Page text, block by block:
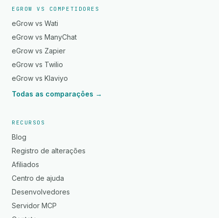
EGROW VS COMPETIDORES
eGrow vs Wati
eGrow vs ManyChat
eGrow vs Zapier
eGrow vs Twilio
eGrow vs Klaviyo
Todas as comparações →
RECURSOS
Blog
Registro de alterações
Afiliados
Centro de ajuda
Desenvolvedores
Servidor MCP